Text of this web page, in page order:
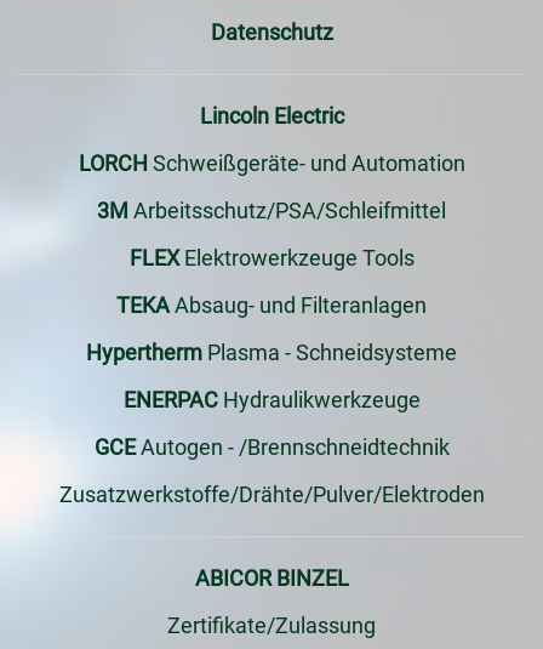
Datenschutz
Lincoln Electric
LORCH Schweißgeräte- und Automation
3M Arbeitsschutz/PSA/Schleifmittel
FLEXElektrowerkzeuge Tools
TEKAAbsaug- und Filteranlagen
Hypertherm Plasma - Schneidsysteme
ENERPACHydraulikwerkzeuge
GCE Autogen - /Brennschneidtechnik
Zusatzwerkstoffe/Drähte/Pulver/Elektroden
ABICOR BINZEL
Zertifikate/Zulassung